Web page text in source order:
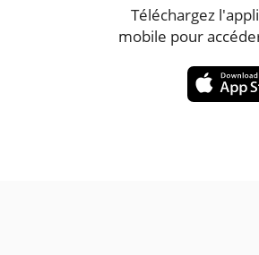
Téléchargez
mobile pour